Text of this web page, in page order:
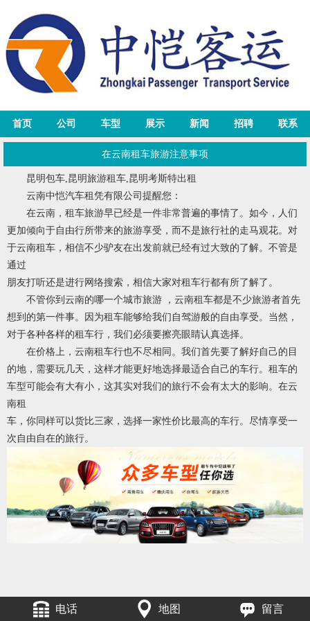
首页 公司 车型 展示 新闻 招聘 联系
在云南租车旅游注意事项
昆明包车,昆明旅游租车,昆明考斯特出租
云南中恺汽车租凭有限公司 提醒您：
在云南，租车旅游早已经是一件非常普遍的事情了。如今，人们
更加倾向于自由行所带来的旅游享受，而不是旅行社的走马观花。对
于云南租车，相信不少驴友在出发前就已经有过大致的了解。不管是
通过
朋友打听还是进行网络搜索，相信大家对租车行都有所了解了。
不管你到云南的哪一个城市旅游 ，云南租车都是不少旅游者首先
想到的第一件事。因为租车能够给我们自驾游般的自由享受。当然，
对于各种各样的租车行，我们必须要擦亮眼睛认真选择。
在价格上，云南租车行也不尽相同。我们首先要了解好自己的目
的地，需要玩几天，这样才能更好地选择最适合自己的车行。租车的
车型可能会有大有小，这其实对我们的旅行不会有太大的影响。在云
南租
车，你同样可以货比三家，选择一家性价比最高的车行。尽情享受一
次自由自在的旅行。
电话 地图 留言